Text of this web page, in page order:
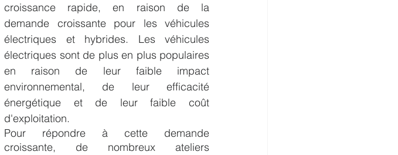
croissance rapide, en raison de la
demande croissante pour les véhicules
électriques et hybrides. Les véhicules
électriques sont de plus en plus populaires
en raison de leur faible impact
environnemental, de leur efficacité
énergétique et de leur faible coût
d'exploitation.
Pour répondre à cette demande
croissante, de nombreux ateliers